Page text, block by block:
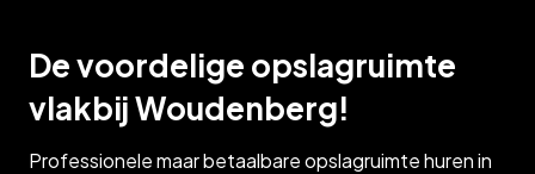
De voordelige opslagruimte
vlakbij Woudenberg!
Professionele maar betaalbare opslagruimte huren in